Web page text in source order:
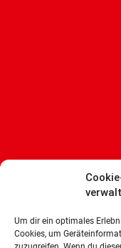
Um dir ein optimales
Cookies, um